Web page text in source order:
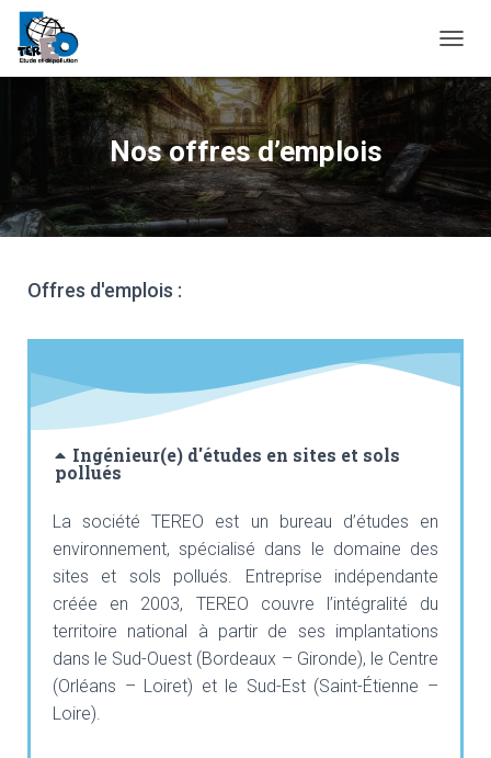
U
R
E
A
Nos offres d’emplois
Offres d'emplois :
Ingénieur(e) d'études en sites et sols
pollués
La société TEREO est un bureau d’études en
environnement, spécialisé dans le domaine des
sites et sols pollués. Entreprise indépendante
créée en 2003, TEREO couvre l’intégralité du
territoire national à partir de ses implantations
dans le Sud-Ouest (Bordeaux – Gironde), le Centre
(Orléans – Loiret) et le Sud-Est (Saint-Étienne –
Loire).